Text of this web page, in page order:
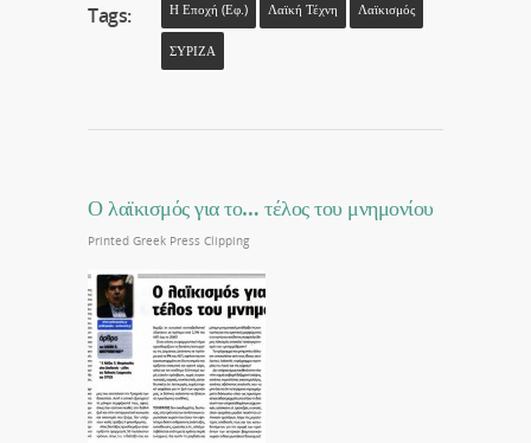
Tags: Η Εποχή (εφ.) Λαϊκή Τέχνη Λαϊκισμός
ΣΥΡΙΖΑ
Ο λαϊκισμός για το… τέλος του μνημονίου
Printed Greek Press Clipping